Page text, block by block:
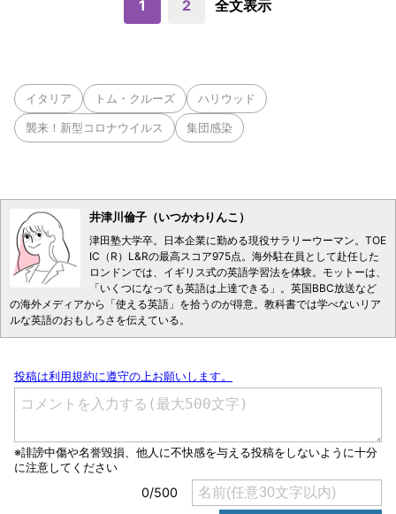
1 2 全文表示
イタリア トム・クルーズ ハリウッド
襲来！新型コロナウイルス 集団感染
井津川倫子（いつかわりんこ）
津田塾大学卒。日本企業に勤める現役サラリーウーマン。TOE
IC（R）L&Rの最高スコア975点。海外駐在員として赴任した
ロンドンでは、イギリス式の英語学習法を体験。モットーは、
「いくつになっても英語は上達できる」。英国BBC放送など
の海外メディアから「使える英語」を拾うのが得意。教科書では学べないリア
ルな英語のおもしろさを伝えている。